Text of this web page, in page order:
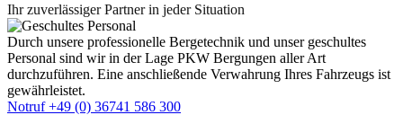
Ihr zuverlässiger Partner in jeder Situation
Durch unsere professionelle Bergetechnik und unser geschultes
Personal sind wir in der Lage PKW Bergungen aller Art
durchzuführen. Eine anschließende Verwahrung Ihres Fahrzeugs ist
gewährleistet.
Notruf +49 (0) 36741 586 300